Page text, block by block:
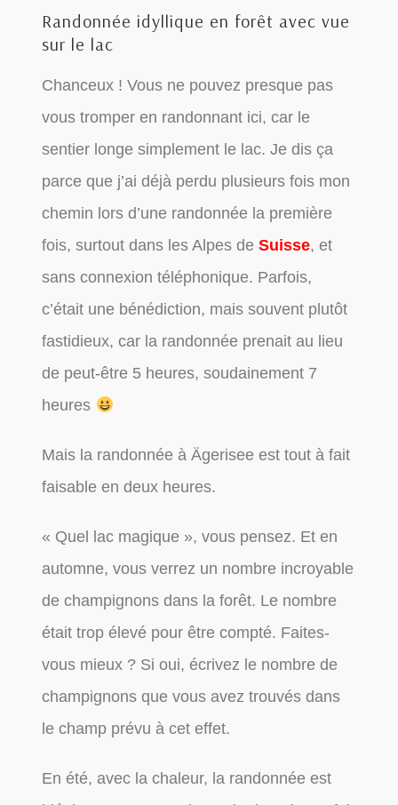
Randonnée idyllique en forêt avec vue
sur le lac
Chanceux ! Vous ne pouvez presque pas
vous tromper en randonnant ici, car le
sentier longe simplement le lac. Je dis ça
parce que j’ai déjà perdu plusieurs fois mon
chemin lors d’une randonnée la première
fois, surtout dans les Alpes deSuisse, et
sans connexion téléphonique. Parfois,
c’était une bénédiction, mais souvent plutôt
fastidieux, car la randonnée prenait au lieu
de peut-être 5 heures, soudainement 7
heures
Mais la randonnée à Ägerisee est tout à fait
faisable en deux heures.
« Quel lac magique », vous pensez. Et en
automne, vous verrez un nombre incroyable
de champignons dans la forêt. Le nombre
était trop élevé pour être compté. Faites-
vous mieux ? Si oui, écrivez le nombre de
champignons que vous avez trouvés dans
le champ prévu à cet effet.
En été, avec la chaleur, la randonnée est